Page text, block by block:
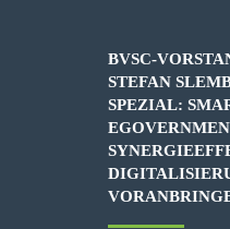
BVSC-
STEFAN
SPEZIAL: